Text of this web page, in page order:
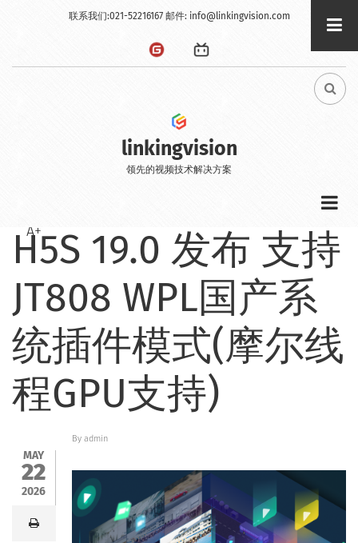
content
联系我们:021-52216167 邮件: info@linkingvision.com
FA-
linkingvision
领先的视频技术解决方案
H5S 19.0 发布 支持
JT808 WPL国产系
统插件模式(摩尔线
程GPU支持)
MAY
22
2026
A+
print
By admin